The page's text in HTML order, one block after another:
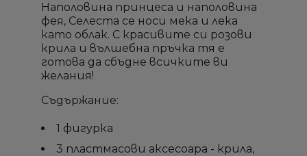
Наполовина принцеса и наполовина
фея, Селеста се носи мека и лека
като облак. С красивите си розови
крила и вълшебна пръчка тя е
готова да сбъдне всичките ви
желания!
Съдържание:
1 фигурка
3 пластмасови аксесоара - крила,